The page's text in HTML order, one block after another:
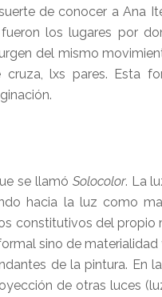
de conocer a Ana
los lugares por
del mismo
lxs pares. Esta
se llamó Solocolor. La
hacia la luz como
constitutivos del propio
sino de materialidad
de la pintura. En
de otras luces